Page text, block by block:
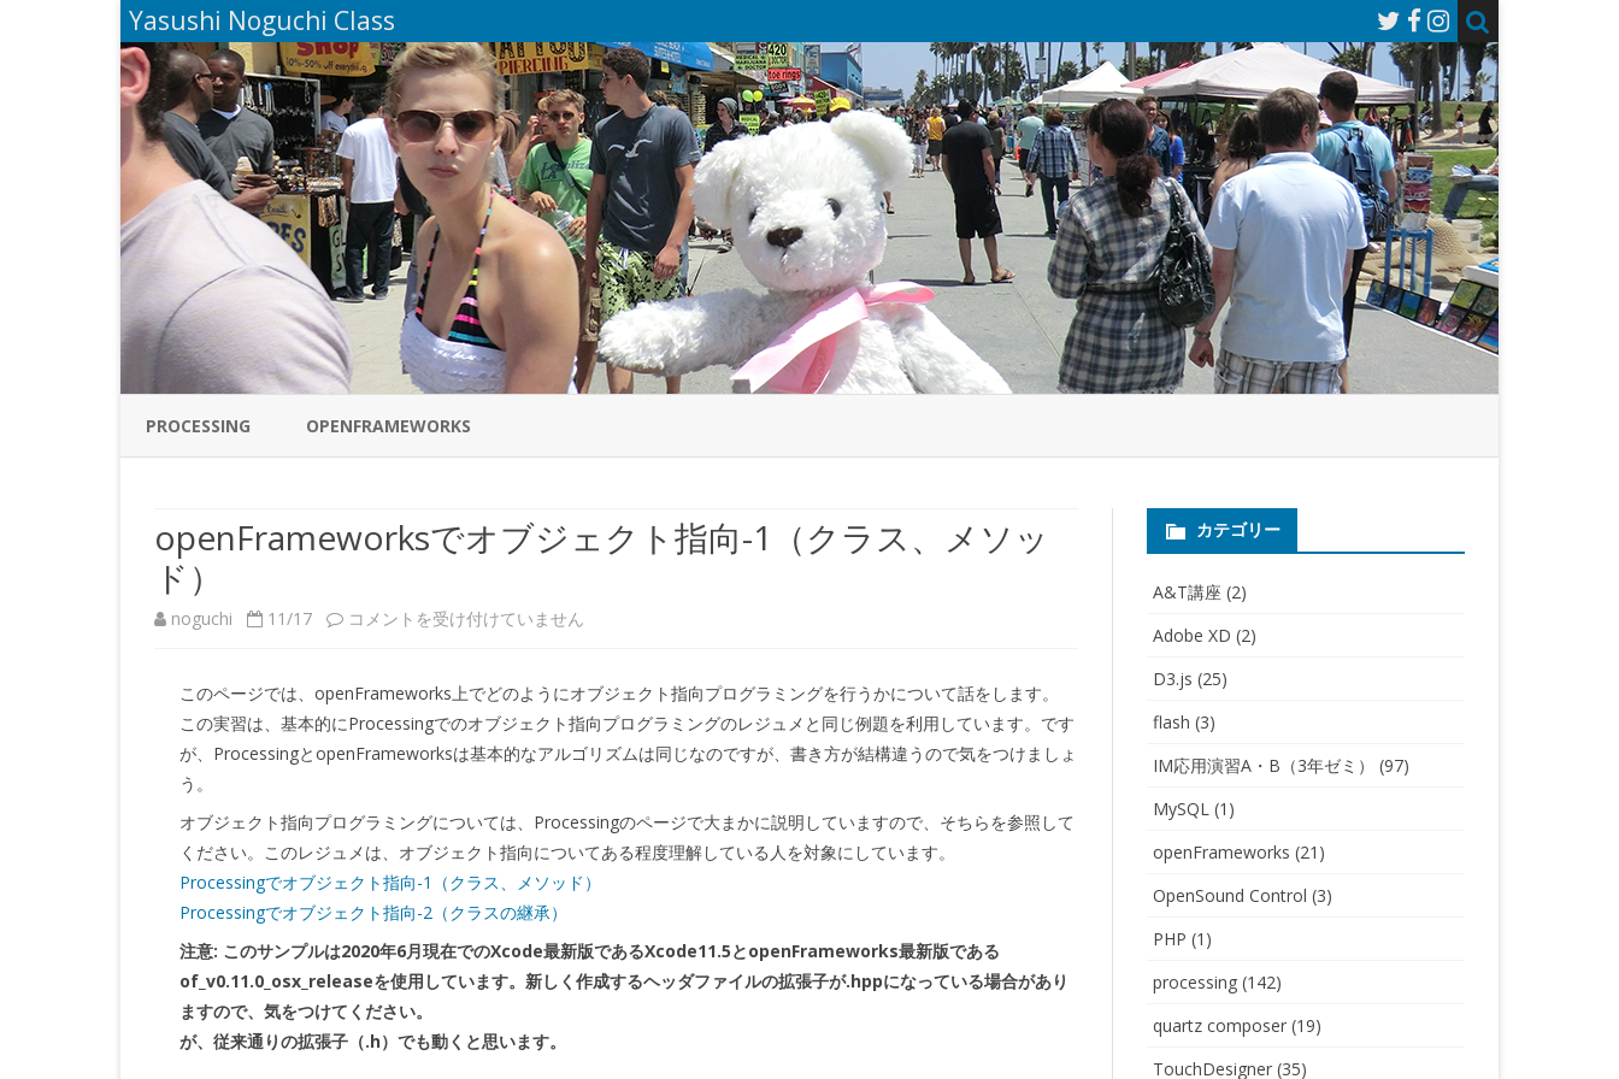
Yasushi Noguchi Class
PROCESSING OPENFRAMEWORKS
openFrameworksでオブジェクト指向-1（クラス、メソッ
ド）
noguchi 11/17
openFrameworks
オ
ブ
ェ
ト
指
向-1（ク
ラ
コメントを受け付けていません
このページでは、openFrameworks上でどのようにオブジェクト指向プログラミングを行うかについて話をします。
この実習は、基本的にProcessingでのオブジェクト指向プログラミングのレジュメと同じ例題を利用しています。です
が、ProcessingとopenFrameworksは基本的なアルゴリズムは同じなのですが、書き方が結構違うので気をつけましょ
う。
オブジェクト指向プログラミングについては、Processingのページで大まかに説明していますので、そちらを参照して
ください。このレジュメは、オブジェクト指向についてある程度理解している人を対象にしています。
Processingでオブジェクト指向-1（クラス、メソッド）
Processingでオブジェクト指向-2（クラスの継承）
注意: このサンプルは2020年6月現在でのXcode最新版であるXcode11.5とopenFrameworks最新版である
of_v0.11.0_osx_releaseを使用しています。新しく作成するヘッダファイルの拡張子が.hppになっている場合があり
ますので、気をつけてください。
が、従来通りの拡張子（.h）でも動くと思います。
カテゴリー
A&T講座 (2)
Adobe XD (2)
D3.js (25)
flash (3)
IM応用演習A・B（3年ゼミ）
(97)
MySQL(1)
openFrameworks (21)
OpenSound Control (3)
PHP (1)
processing(142)
quartz composer(19)
TouchDesigner(35)